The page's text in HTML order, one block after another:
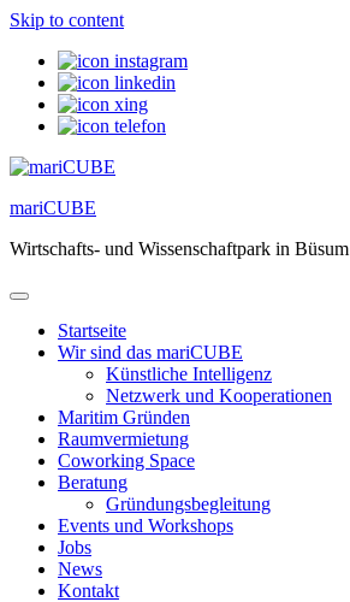
Skip to content
mariCUBE
Wirtschafts- und Wissenschaftpark in Büsum
Startseite
Wir sind das mariCUBE
Künstliche Intelligenz
Netzwerk und Kooperationen
Maritim Gründen
Raumvermietung
Coworking Space
Beratung
Gründungsbegleitung
Events und Workshops
Jobs
News
Kontakt